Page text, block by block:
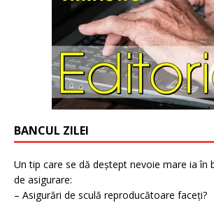
BANCUL ZILEI
Un tip care se dă deștept nevoie mare ia în
de asigurare:
– Asigurări de sculă reproducătoare faceți?